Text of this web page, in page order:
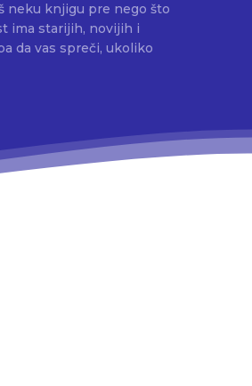
neku knjigu pre nego što
ima starijih, novijih i
da vas spreči, ukoliko